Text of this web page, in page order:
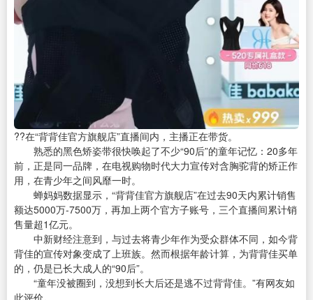
??在“背背佳官方旗舰店”直播间内，主播正在带货。
熟悉的黑色矫姿带很快唤起了不少“90后”的童年记忆：20多年
前，正是同一品牌，在电视购物时代大力宣传对含胸驼背的矫正作
用，在青少年之间风靡一时。
蝉妈妈数据显示，“背背佳官方旗舰店”在过去90天内累计销售
额达5000万-7500万，再加上两个官方子账号，三个直播间累计销
售量超1亿元。
中新财经注意到，与过去将青少年作为受众群体不同，如今背
背佳的宣传对象变成了上班族。然而根据年龄计算，为背背佳买单
的，仍是已长大成人的“90后”。
“童年没被圈到，没想到长大后还是逃不过背背佳。”有网友如
此评价。